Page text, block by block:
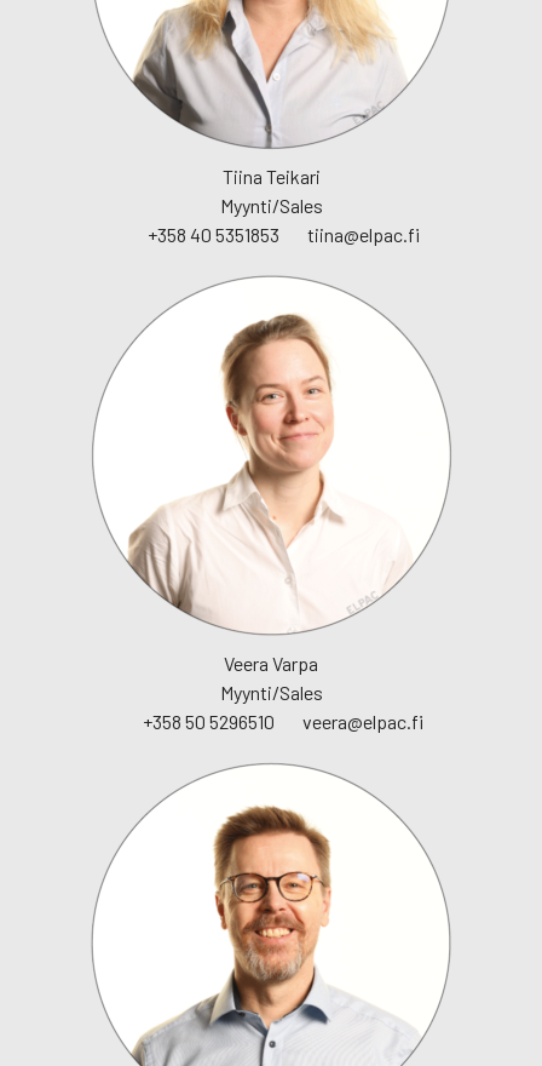
Tiina Teikari
Myynti/Sales
+358 40 5351853
tiina@elpac.fi
Veera Varpa
Myynti/Sales
+358 50 5296510
veera@elpac.fi